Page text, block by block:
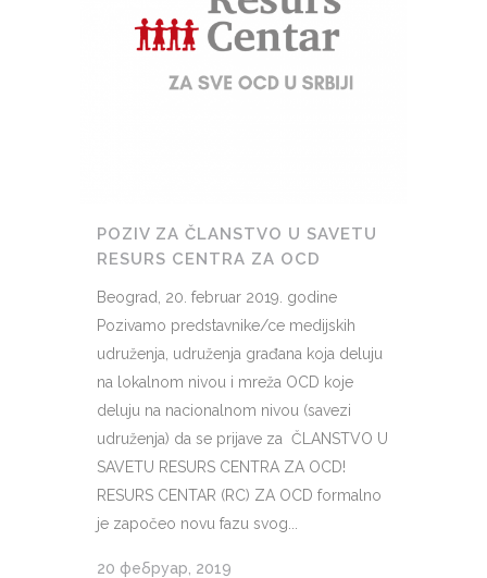
POZIV ZA ČLANSTVO U SAVETU
RESURS CENTRA ZA OCD
Beograd, 20. februar 2019. godine
Pozivamo predstavnike/ce medijskih
udruženja, udruženja građana koja deluju
na lokalnom nivou i mreža OCD koje
deluju na nacionalnom nivou (savezi
udruženja) da se prijave za ČLANSTVO U
SAVETU RESURS CENTRA ZA OCD!
RESURS CENTAR (RC) ZA OCD formalno
je započeo novu fazu svog...
20 фебруар, 2019